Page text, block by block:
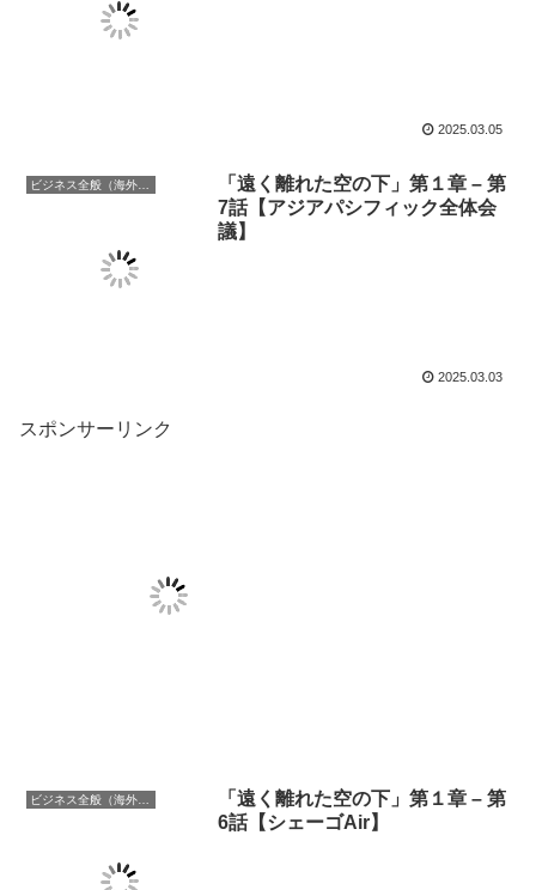
2025.03.05
ビジネス全般（海外での働き方含む）
「遠く離れた空の下」第１章 – 第
7話【アジアパシフィック全体会
議】
2025.03.03
スポンサーリンク
「遠く離れた空の下」第１章 – 第
6話【シェーゴAir】